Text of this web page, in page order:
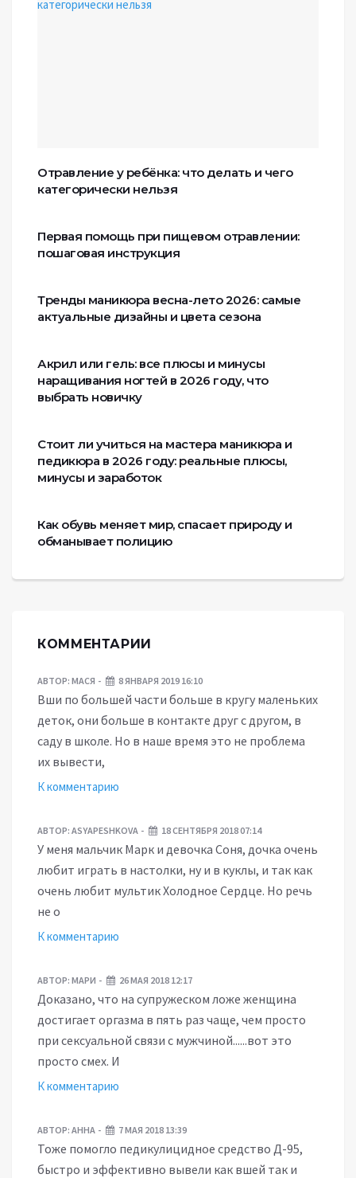
Отравление у ребёнка: что делать и чего
категорически нельзя
Первая помощь при пищевом отравлении:
пошаговая инструкция
Тренды маникюра весна-лето 2026: самые
актуальные дизайны и цвета сезона
Акрил или гель: все плюсы и минусы
наращивания ногтей в 2026 году, что
выбрать новичку
Стоит ли учиться на мастера маникюра и
педикюра в 2026 году: реальные плюсы,
минусы и заработок
Как обувь меняет мир, спасает природу и
обманывает полицию
КОММЕНТАРИИ
АВТОР: МАСЯ 8 ЯНВАРЯ 2019 16:10
Вши по большей части больше в кругу маленьких
деток, они больше в контакте друг с другом, в
саду в школе. Но в наше время это не проблема
их вывести,
К комментарию
АВТОР: ASYAPESHKOVA 18 СЕНТЯБРЯ 2018 07:14
У меня мальчик Марк и девочка Соня, дочка очень
любит играть в настолки, ну и в куклы, и так как
очень любит мультик Холодное Сердце. Но речь
не о
К комментарию
АВТОР: МАРИ 26 МАЯ 2018 12:17
Доказано, что на супружеском ложе женщина
достигает оргазма в пять раз чаще, чем просто
при сексуальной связи с мужчиной......вот это
просто смех. И
К комментарию
АВТОР: АННА 7 МАЯ 2018 13:39
Тоже помогло педикулицидное средство Д-95,
быстро и эффективно вывели как вшей так и